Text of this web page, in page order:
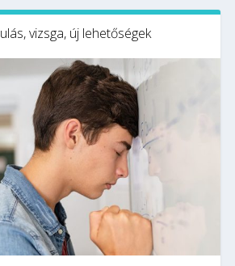
vizsga, új lehetőségek